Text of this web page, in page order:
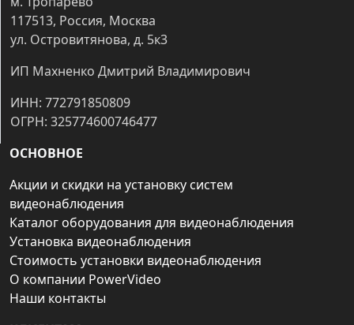
117513, Россия, Москва
ул. Островитянова, д. 5к3
ИП Махненко Дмитрий Владимирович
ИНН: 772791850809
ОГРН: 325774600746477
ОСНОВНОЕ
Акции и скидки на установку систем
видеонаблюдения
Каталог оборудования для видеонаблюдения
Установка видеонаблюдения
Стоимость установки видеонаблюдения
О компании PowerVideo
Наши контакты